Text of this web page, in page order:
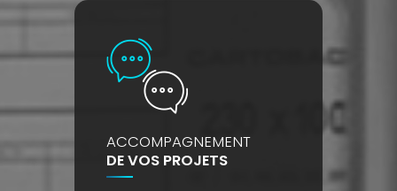
ACCOMPAGNEMENT
DE VOS PROJETS